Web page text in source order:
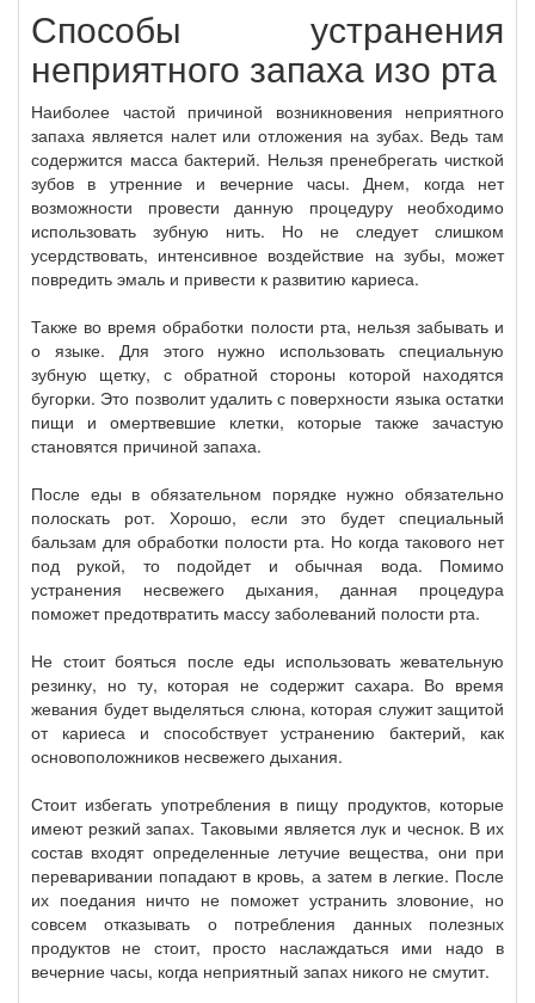
Способы устранения
неприятного запаха изо рта
Наиболее частой причиной возникновения неприятного
запаха является налет или отложения на зубах. Ведь там
содержится масса бактерий. Нельзя пренебрегать чисткой
зубов в утренние и вечерние часы. Днем, когда нет
возможности провести данную процедуру необходимо
использовать зубную нить. Но не следует слишком
усердствовать, интенсивное воздействие на зубы, может
повредить эмаль и привести к развитию кариеса.
Также во время обработки полости рта, нельзя забывать и
о языке. Для этого нужно использовать специальную
зубную щетку, с обратной стороны которой находятся
бугорки. Это позволит удалить с поверхности языка остатки
пищи и омертвевшие клетки, которые также зачастую
становятся причиной запаха.
После еды в обязательном порядке нужно обязательно
полоскать рот. Хорошо, если это будет специальный
бальзам для обработки полости рта. Но когда такового нет
под рукой, то подойдет и обычная вода. Помимо
устранения несвежего дыхания, данная процедура
поможет предотвратить массу заболеваний полости рта.
Не стоит бояться после еды использовать жевательную
резинку, но ту, которая не содержит сахара. Во время
жевания будет выделяться слюна, которая служит защитой
от кариеса и способствует устранению бактерий, как
основоположников несвежего дыхания.
Стоит избегать употребления в пищу продуктов, которые
имеют резкий запах. Таковыми является лук и чеснок. В их
состав входят определенные летучие вещества, они при
переваривании попадают в кровь, а затем в легкие. После
их поедания ничто не поможет устранить зловоние, но
совсем отказывать о потребления данных полезных
продуктов не стоит, просто наслаждаться ими надо в
вечерние часы, когда неприятный запах никого не смутит.